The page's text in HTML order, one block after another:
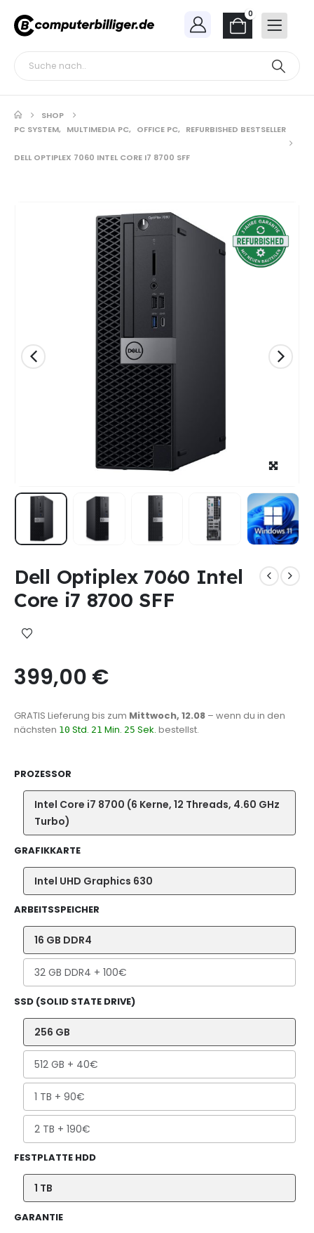
0
SHOP
PC SYSTEM, MULTIMEDIA PC, OFFICE PC, REFURBISHED BESTSELLER
DELL OPTIPLEX 7060 INTEL CORE I7 8700 SFF
Dell Optiplex 7060 Intel
Core i7 8700 SFF
399,00 €
GRATIS Lieferung bis zum Mittwoch, 12.08 – wenn du in den
nächsten 10 Std. 21 Min. 25 Sek. bestellst.
PROZESSOR
Intel Core i7 8700 (6 Kerne, 12 Threads, 4.60 GHz
Turbo)
GRAFIKKARTE
Intel UHD Graphics 630
ARBEITSSPEICHER
16 GB DDR4
32 GB DDR4 + 100€
SSD (SOLID STATE DRIVE)
256 GB
512 GB + 40€
1 TB + 90€
2 TB + 190€
FESTPLATTE HDD
1 TB
GARANTIE